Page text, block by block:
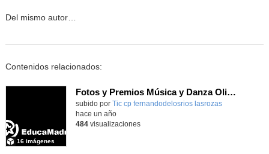
Del mismo autor…
Contenidos relacionados:
Fotos y Premios Música y Danza Olimpiadas Culturales 2025_CEIP FDLR
Contenido educativo.
subido por Tic cp fernandodelosrios lasrozas
16 imágenes
-
hace un año
484visualizaciones